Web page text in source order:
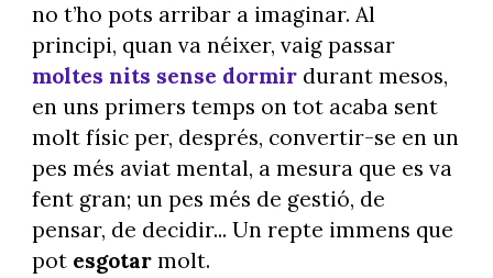
no t’ho pots arribar a imaginar. Al
principi, quan va néixer, vaig passar
moltes nits sense dormirdurant mesos,
en uns primers temps on tot acaba sent
molt físic per, després, convertir-se en un
pes més aviat mental, a mesura que es va
fent gran; un pes més de gestió, de
pensar, de decidir... Un repte immens que
pot esgotar molt.